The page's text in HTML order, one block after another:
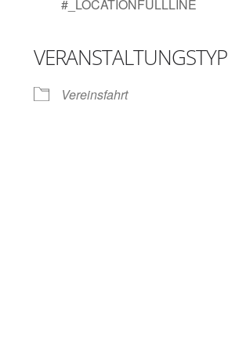
Kalender
#_LOCATIONFULLLINE
VERANSTALTUNGSTYP
Vereinsfahrt